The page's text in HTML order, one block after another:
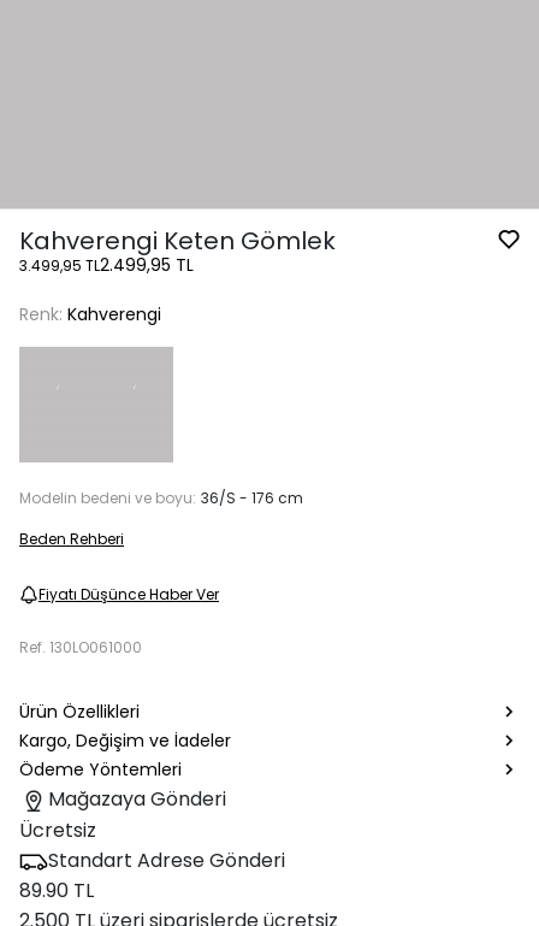
Kahverengi Keten Gömlek
3.499,95 TL2.499,95 TL
Renk: Kahverengi
Modelin bedeni ve boyu: 36/S - 176 cm
Beden Rehberi
Fiyatı Düşünce Haber Ver
Ref. 130LO061000
Ürün Özellikleri
Kargo, Değişim ve İadeler
Ödeme Yöntemleri
Mağazaya Gönderi
Ücretsiz
Standart Adrese Gönderi
89.90 TL